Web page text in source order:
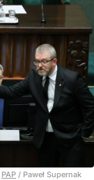
PAP / Paweł Supernak